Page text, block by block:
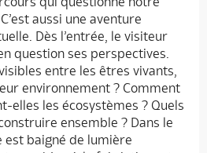
aussi une aventure
Dès l’entrée, le visiteur
question ses perspectives.
entre les êtres vivants,
environnement ? Comment
elles les écosystèmes ? Quels
ensemble ? Dans le
est baigné de lumière